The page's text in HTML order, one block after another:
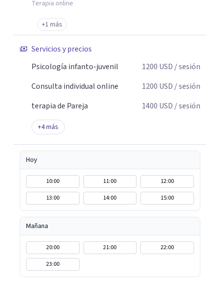
Terapia online
+1 más
Servicios y precios
Psicología infanto-juvenil
1200 USD / sesión
Consulta individual online
1200 USD / sesión
terapia de Pareja
1400 USD / sesión
+4más
Hoy
10:00 11:00
12:00
13:00
14:00 15:00
Mañana
20:00 21:00
22:00
23:00